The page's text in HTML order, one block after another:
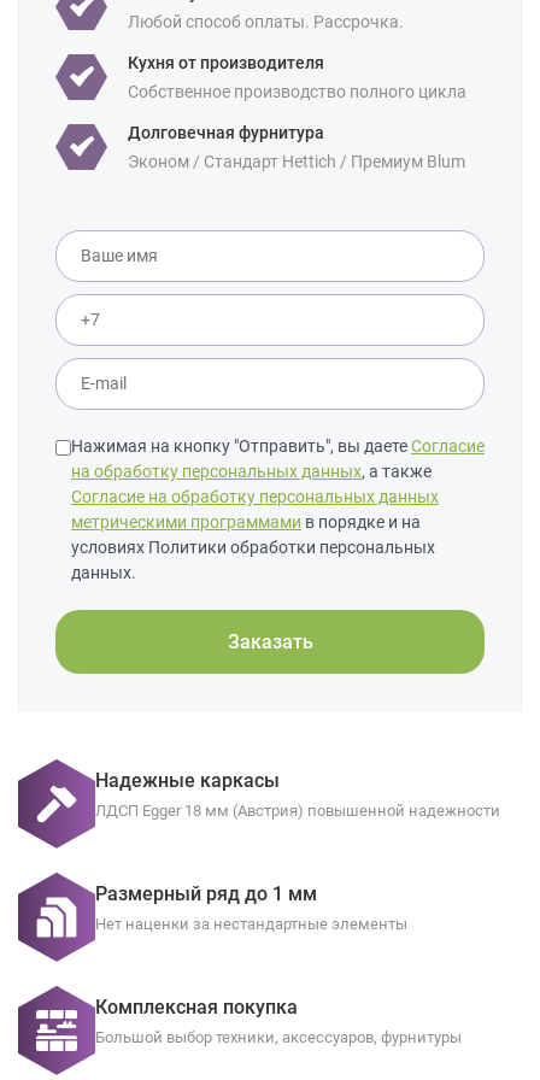
Любой способ оплаты. Рассрочка.
Кухня от производителя
Собственное производство полного цикла
Долговечная фурнитура
Эконом / Стандарт Hettich / Премиум Blum
Нажимая на кнопку "Отправить", вы даетеСогласие
на обработку персональных данных, а также
Согласие на обработку персональных данных
метрическими программами в порядке и на
условиях Политики обработки персональных
данных.
Заказать
Надежные каркасы
ЛДСП Egger 18 мм (Австрия) повышенной надежности
Размерный ряд до 1 мм
Нет наценки за нестандартные элементы
Комплексная покупка
Большой выбор техники, аксессуаров, фурнитуры